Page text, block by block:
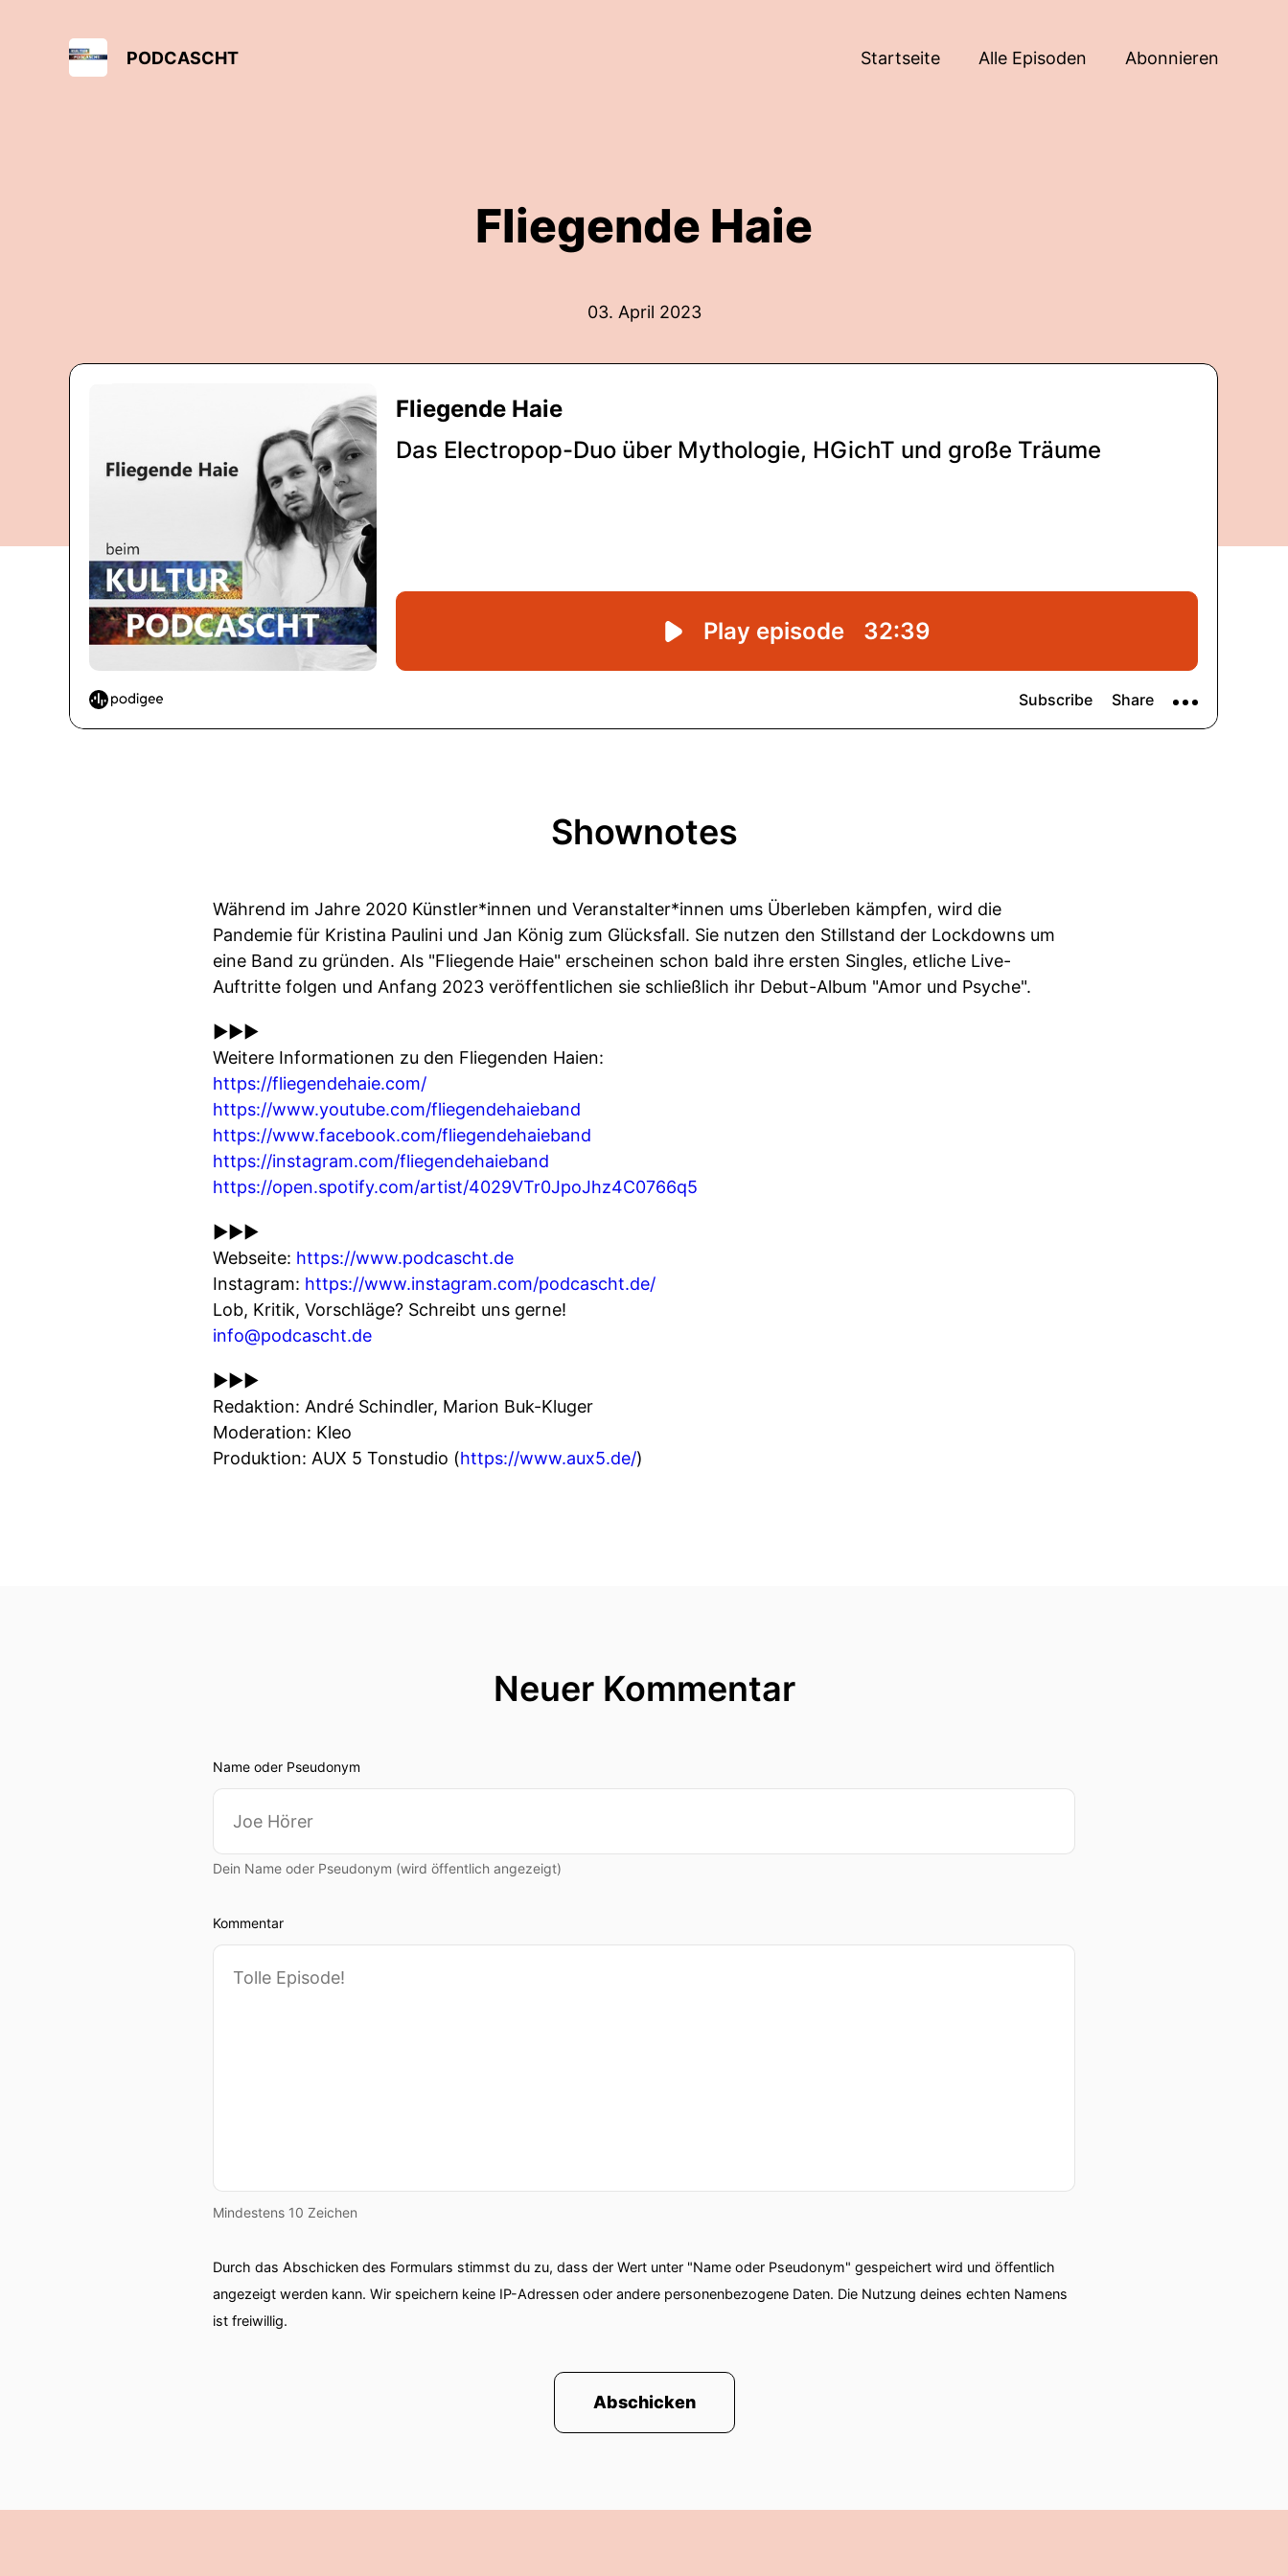
PODCASCHT Startseite Alle Episoden Abonnieren
Fliegende Haie
03. April 2023
Shownotes
Während im Jahre 2020 Künstler*innen und Veranstalter*innen ums Überleben kämpfen, wird die
Pandemie für Kristina Paulini und Jan König zum Glücksfall. Sie nutzen den Stillstand der Lockdowns um
eine Band zu gründen. Als "Fliegende Haie" erscheinen schon bald ihre ersten Singles, etliche Live-
Auftritte folgen und Anfang 2023 veröffentlichen sie schließlich ihr Debut-Album "Amor und Psyche".
►►►
Weitere Informationen zu den Fliegenden Haien:
https://fliegendehaie.com/
https://www.youtube.com/fliegendehaieband
https://www.facebook.com/fliegendehaieband
https://instagram.com/fliegendehaieband
https://open.spotify.com/artist/4029VTr0JpoJhz4C0766q5
►►►
Webseite: https://www.podcascht.de
Instagram: https://www.instagram.com/podcascht.de/
Lob, Kritik, Vorschläge? Schreibt uns gerne!
info@podcascht.de
►►►
Redaktion: André Schindler, Marion Buk-Kluger
Moderation: Kleo
Produktion: AUX 5 Tonstudio (https://www.aux5.de/)
Neuer Kommentar
Name oder Pseudonym
Dein Name oder Pseudonym (wird öffentlich angezeigt)
Kommentar
Mindestens 10 Zeichen
Durch das Abschicken des Formulars stimmst du zu, dass der Wert unter "Name oder Pseudonym" gespeichert wird und öffentlich
angezeigt werden kann. Wir speichern keine IP-Adressen oder andere personenbezogene Daten. Die Nutzung deines echten Namens
ist freiwillig.
Abschicken